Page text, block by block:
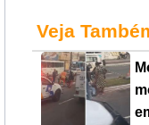
Veja